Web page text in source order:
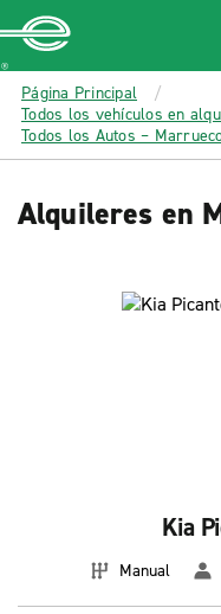
MAIN
CONTENT
Enterprise
Página Principal
Todos los vehículos en
Todos los Autos –
Alquileres en
Kia
Manual